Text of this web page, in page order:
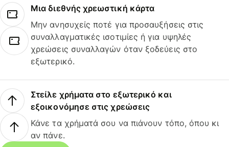
Μια διεθνής χρεωστική κάρτα
Μην ανησυχείς ποτέ για προσαυξήσεις στις
συναλλαγματικές ισοτιμίες ή για υψηλές
χρεώσεις συναλλαγών όταν ξοδεύεις στο
εξωτερικό.
Στείλε χρήματα στο εξωτερικό και
εξοικονόμησε στις χρεώσεις
Κάνε τα χρήματά σου να πιάνουν τόπο, όπου κι
αν πάνε.